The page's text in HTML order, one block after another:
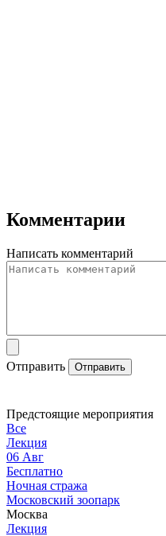
Комментарии
Написать комментарий
Отправить Отправить
Предстоящие мероприятия
Все
Лекция
06 Авг
Бесплатно
Ночная стража
Московский зоопарк
Москва
Лекция